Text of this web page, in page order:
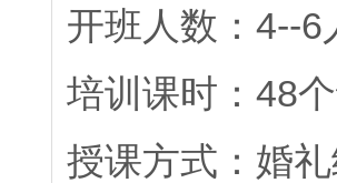
开班人数：4--6
培训课时：48
授课方式：婚